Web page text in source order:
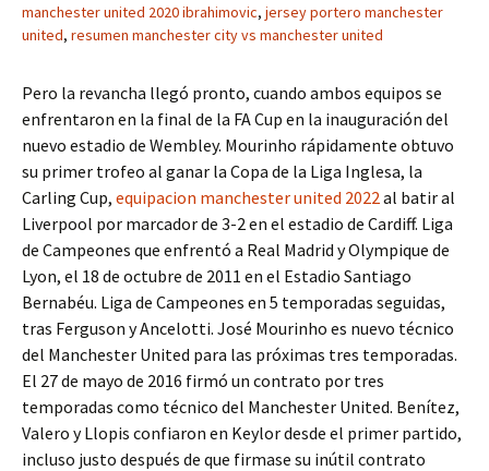
manchester united 2020 ibrahimovic, jersey portero manchester
united, resumen manchester city vs manchester united
Pero la revancha llegó pronto, cuando ambos equipos se
enfrentaron en la final de la FA Cup en la inauguración del
nuevo estadio de Wembley. Mourinho rápidamente obtuvo
su primer trofeo al ganar la Copa de la Liga Inglesa, la
Carling Cup, equipacion manchester united 2022al batir al
Liverpool por marcador de 3-2 en el estadio de Cardiff. Liga
de Campeones que enfrentó a Real Madrid y Olympique de
Lyon, el 18 de octubre de 2011 en el Estadio Santiago
Bernabéu. Liga de Campeones en 5 temporadas seguidas,
tras Ferguson y Ancelotti. José Mourinho es nuevo técnico
del Manchester United para las próximas tres temporadas.
El 27 de mayo de 2016 firmó un contrato por tres
temporadas como técnico del Manchester United. Benítez,
Valero y Llopis confiaron en Keylor desde el primer partido,
incluso justo después de que firmase su inútil contrato